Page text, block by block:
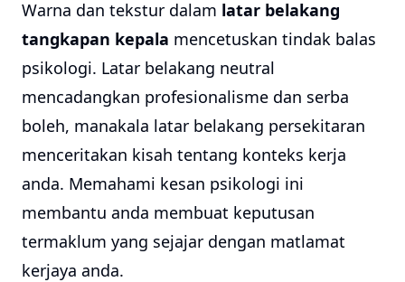
Warna dan tekstur dalam latar belakang
tangkapan kepala mencetuskan tindak balas
psikologi. Latar belakang neutral
mencadangkan profesionalisme dan serba
boleh, manakala latar belakang persekitaran
menceritakan kisah tentang konteks kerja
anda. Memahami kesan psikologi ini
membantu anda membuat keputusan
termaklum yang sejajar dengan matlamat
kerjaya anda.